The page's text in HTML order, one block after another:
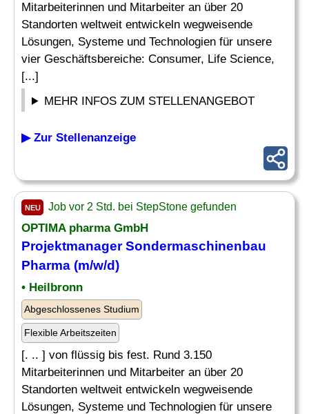
Mitarbeiterinnen und Mitarbeiter an über 20
Standorten weltweit entwickeln wegweisende
Lösungen, Systeme und Technologien für unsere
vier Geschäftsbereiche: Consumer, Life Science,
[...]
MEHR INFOS ZUM STELLENANGEBOT
▶ Zur Stellenanzeige
NEU Job vor 2 Std. bei StepStone gefunden
OPTIMA pharmaGmbH
Projektmanager Sondermaschinenbau
Pharma (m/w/d)
• Heilbronn
Abgeschlossenes Studium
Flexible Arbeitszeiten
[. .. ] von flüssig bis fest. Rund 3.150
Mitarbeiterinnen und Mitarbeiter an über 20
Standorten weltweit entwickeln wegweisende
Lösungen, Systeme und Technologien für unsere